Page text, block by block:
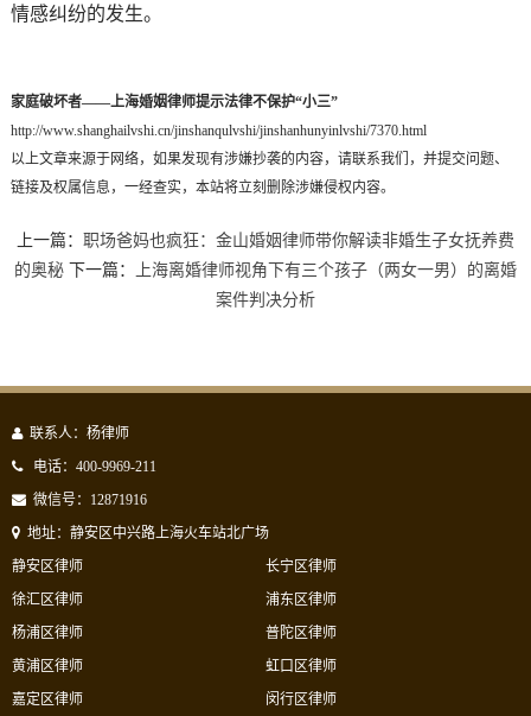
情感纠纷的发生。
家庭破坏者——上海婚姻律师提示法律不保护“小三”
http://www.shanghailvshi.cn/jinshanqulvshi/jinshanhunyinlvshi/7370.html
以上文章来源于网络，如果发现有涉嫌抄袭的内容，请联系我们，并提交问题、
链接及权属信息，一经查实，本站将立刻删除涉嫌侵权内容。
上一篇： 职场爸妈也疯狂：金山婚姻律师带你解读非婚生子女抚养费
的奥秘下一篇：
上海离婚律师视角下有三个孩子（两女一男）的离婚
案件判决分析
联系人：杨律师
电话：400-9969-211
微信号：12871916
地址：静安区中兴路上海火车站北广场
静安区律师
徐汇区律师
杨浦区律师
黄浦区律师
长宁区律师
浦东区律师
普陀区律师
虹口区律师
嘉定区律师
闵行区律师